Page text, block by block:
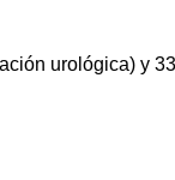
urológica) y